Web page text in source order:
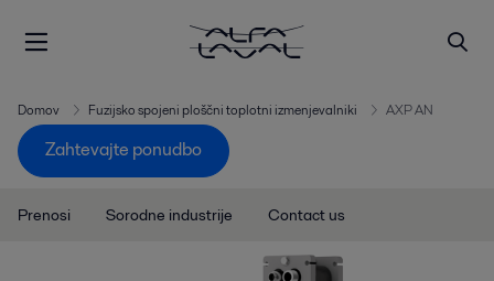
Domov Fuzijsko spojeni ploščni toplotni izmenjevalniki AXP AN
Zahtevajte ponudbo
Prenosi Sorodne industrije Contact us